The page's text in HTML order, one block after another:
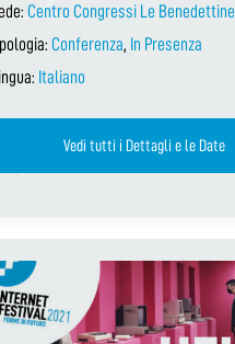
Centro Congressi Le Benedettine
Conferenza, In Presenza
Italiano
Vedi tutti i Dettagli e le Date